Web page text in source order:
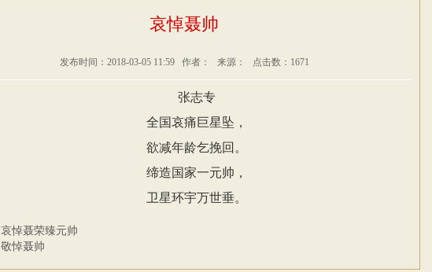
哀悼聂帅
发布时间：2018-03-05 11:59 作者： 来源： 点击数：1671
张志专
全国哀痛巨星坠，
欲减年龄乞挽回。
缔造国家一元帅，
卫星环宇万世垂。
哀悼聂荣臻元帅
敬悼聂帅